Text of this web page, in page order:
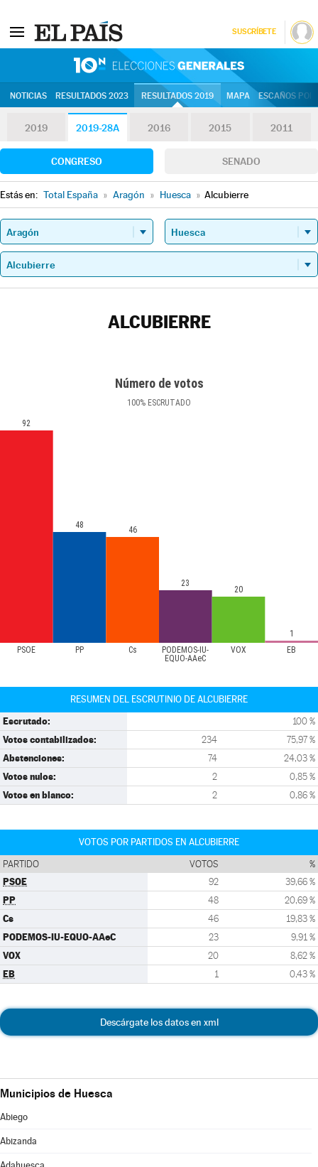
SUSCRÍBETE
NOTICIAS RESULTADOS 2023 RESULTADOS 2019 MAPA ESCAÑOS
2019 2019-28A 2016 2015 2011
CONGRESO SENADO
Estás en: Total España » Aragón » Huesca » Alcubierre
ALCUBIERRE
Número de votos
100% ESCRUTADO
PSOE PP Cs
PODEMOS-IU-
EQUO-AAeC
VOX EB
92
48 46
23
20
1
RESUMEN DEL ESCRUTINIO DE ALCUBIERRE
Escrutado: 100 %
Votos contabilizados: 234 75,97 %
Abstenciones: 74 24,03 %
Votos nulos: 2 0,85 %
Votos en blanco: 2 0,86 %
VOTOS POR PARTIDOS EN ALCUBIERRE
PARTIDO VOTOS %
PSOE 92 39,66 %
PP 48 20,69 %
Cs 46 19,83 %
PODEMOS-IU-EQUO-AAeC 23 9,91 %
VOX 20 8,62 %
EB 1 0,43 %
Descárgate los datos en xml
Municipios de Huesca
Abiego
Abizanda